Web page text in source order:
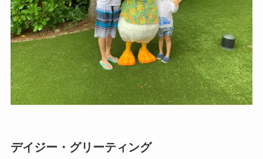
デイジー・グリーティング